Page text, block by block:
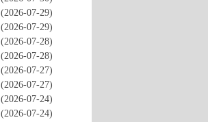
(2026-07-29)
(2026-07-29)
(2026-07-28)
(2026-07-28)
(2026-07-27)
(2026-07-27)
(2026-07-24)
(2026-07-24)